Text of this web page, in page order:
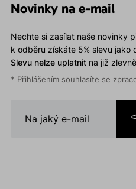
Novinky na e-mail
Nechte si zasílat naše novinky
k odběru získáte 5% slevu jako
Slevu nelze uplatnitna již
* Přihlášením souhlasíte se